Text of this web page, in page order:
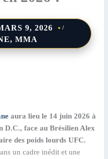
9, 2026 /
, MMA
aura lieu le 14 juin 2026 à
D.C., face au Brésilien Alex
des poids lourds UFC.
un cadre inédit et une